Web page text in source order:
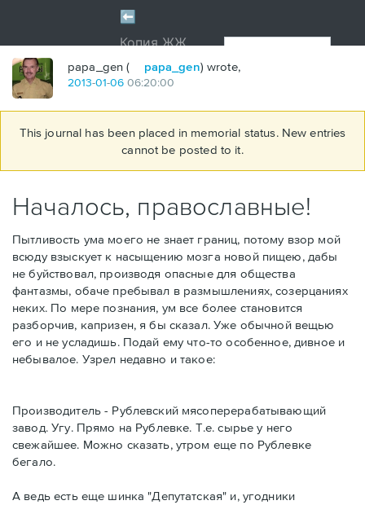
papa_gen ( papa_gen) wrote,
2013-01-06 06:20:00
This journal has been placed in memorial status. New entries
cannot be posted to it.
Началось, православные!
Пытливость ума моего не знает границ, потому взор мой
всюду взыскует к насыщению мозга новой пищею, дабы
не буйствовал, производя опасные для общества
фантазмы, обаче пребывал в размышлениях, созерцаниях
неких. По мере познания, ум все более становится
разборчив, капризен, я бы сказал. Уже обычной вещью
его и не усладишь. Подай ему что-то особенное, дивное и
небывалое. Узрел недавно и такое:
Производитель - Рублевский мясоперерабатывающий
завод. Угу. Прямо на Рублевке. Т.е. сырье у него
свежайшее. Можно сказать, утром еще по Рублевке
бегало.
А ведь есть еще шинка "Депутатская" и, угодники